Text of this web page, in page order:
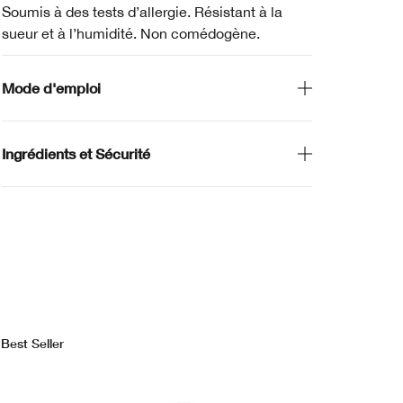
Soumis à des tests d’allergie. Résistant à la
sueur et à l’humidité. Non comédogène.
Mode d'emploi
Ingrédients et Sécurité
Best Seller